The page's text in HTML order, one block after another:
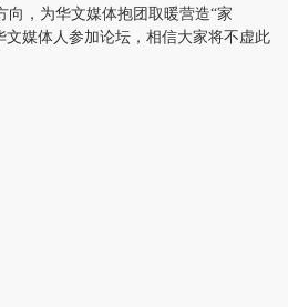
向，为华文媒体抱团取暖营造“家
文媒体人参加论坛，相信大家将不虚此